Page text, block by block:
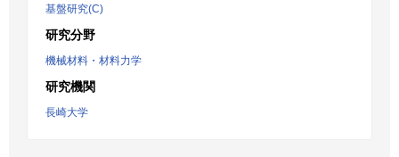
基盤研究(C)
研究分野
機械材料・材料力学
研究機関
長崎大学